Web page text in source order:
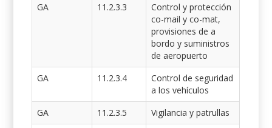
GA
11.2.3.3
Control y protección
co-mail y co-mat,
provisiones de a
bordo y suministros
de aeropuerto
GA
11.2.3.4
Control de seguridad
a los vehículos
GA
11.2.3.5
Vigilancia y patrullas